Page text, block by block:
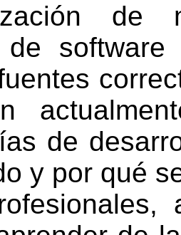
de
de
de
y por qué